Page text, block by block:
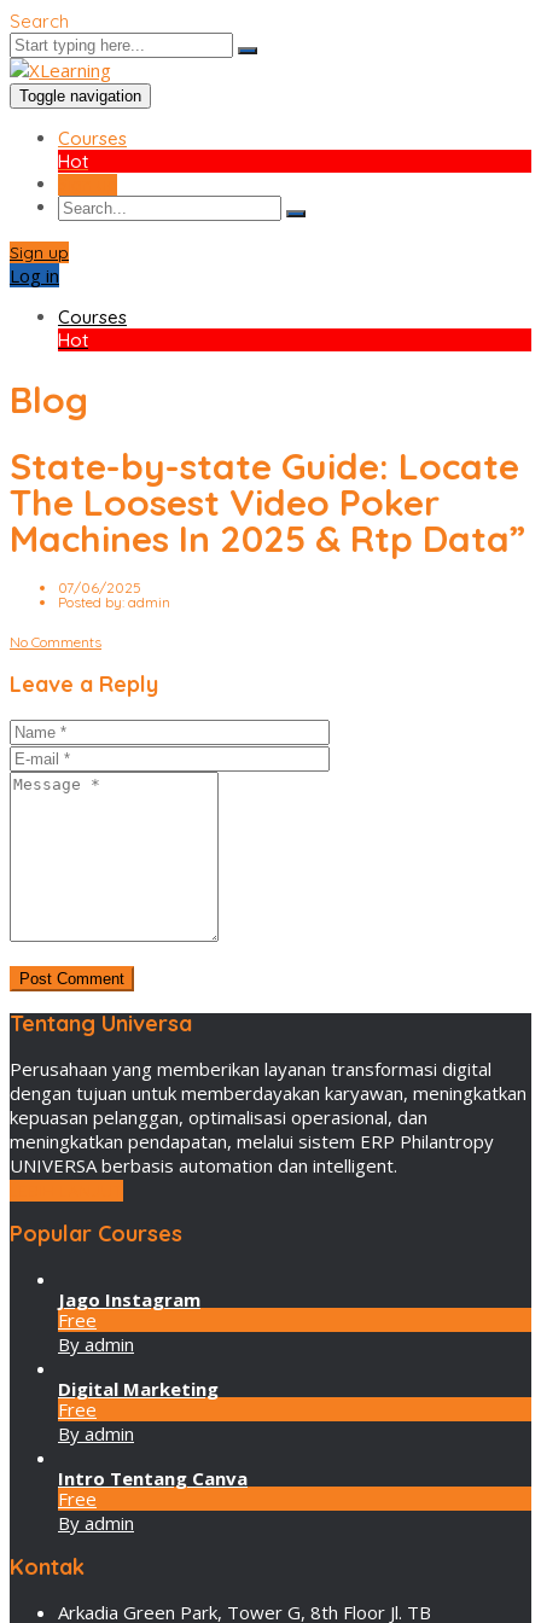
Search
Toggle navigation
Courses
Hot
Sign up
Log in
Courses
Hot
Blog
State-by-state Guide: Locate
The Loosest Video Poker
Machines In 2025 & Rtp Data”
07/06/2025
Posted by: admin
No Comments
Leave a Reply
Tentang Universa
Perusahaan yang memberikan layanan transformasi digital
dengan tujuan untuk memberdayakan karyawan, meningkatkan
kepuasan pelanggan, optimalisasi operasional, dan
meningkatkan pendapatan, melalui sistem ERP Philantropy
UNIVERSA berbasis automation dan intelligent.
Popular Courses
Jago Instagram
Free
By admin
Digital Marketing
Free
By admin
Intro Tentang Canva
Free
By admin
Kontak
Arkadia Green Park, Tower G, 8th Floor Jl. TB